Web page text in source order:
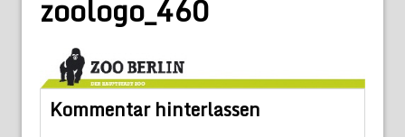
zoologo_460
Kommentar hinterlassen